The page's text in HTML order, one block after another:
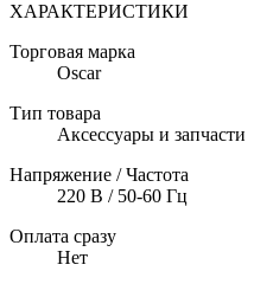
ХАРАКТЕРИСТИКИ
Торговая марка
Oscar
Тип товара
Аксессуары и запчасти
Напряжение / Частота
220 В / 50-60 Гц
Оплата сразу
Нет